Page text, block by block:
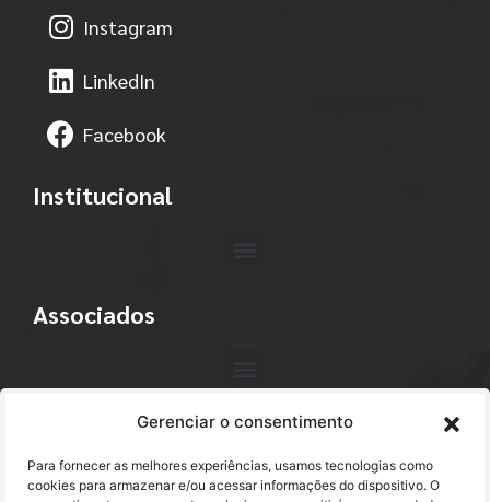
Gerenciar o consentimento
Para fornecer as melhores experiências, usamos tecnologias como
cookies para armazenar e/ou acessar informações do dispositivo. O
Instagram
LinkedIn
Facebook
Institucional
Associados
+55 (11) 3113-4040